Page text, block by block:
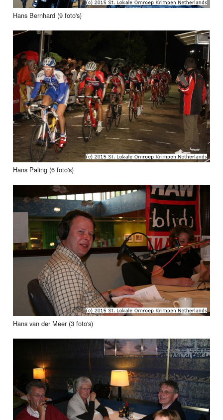
Hans Bernhard (9 foto's)
Hans Paling (6 foto's)
Hans van der Meer (3 foto's)